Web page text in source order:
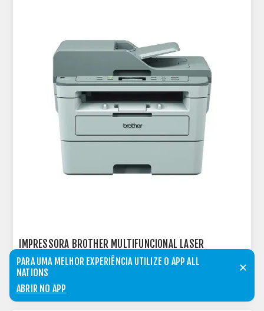
PARA UMA MELHOR EXPERIÊNCIA UTILIZE O APP ALL
NATIONS
✕
ABRIR NO APP
IMPRESSORA BROTHER MULTIFUNCIONAL LASER
MONOCROMATICA WI-FI 110V - DCP-B7535DW